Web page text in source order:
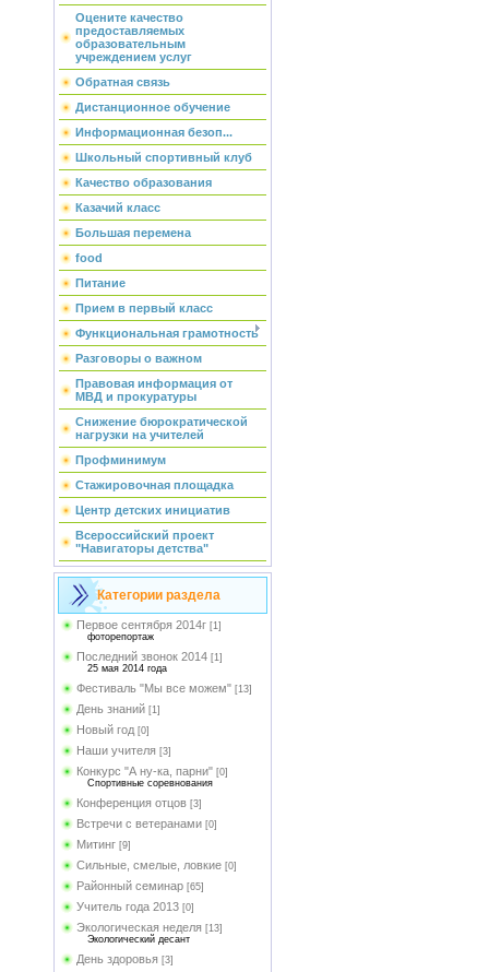
Оцените качество
предоставляемых
образовательным
учреждением услуг
Обратная связь
Дистанционное обучение
Информационная безоп...
Школьный спортивный клуб
Качество образования
Казачий класс
Большая перемена
food
Питание
Прием в первый класс
Функциональная грамотность
Разговоры о важном
Правовая информация от
МВД и прокуратуры
Снижение бюрократической
нагрузки на учителей
Профминимум
Стажировочная площадка
Центр детских инициатив
Всероссийский проект
"Навигаторы детства"
Категории раздела
Первое сентября 2014г [1]
фоторепортаж
Последний звонок 2014 [1]
25 мая 2014 года
Фестиваль "Мы все можем" [13]
День знаний [1]
Новый год [0]
Наши учителя [3]
Конкурс "А ну-ка, парни" [0]
Спортивные соревнования
Конференция отцов [3]
Встречи с ветеранами [0]
Митинг [9]
Сильные, смелые, ловкие [0]
Районный семинар [65]
Учитель года 2013 [0]
Экологическая неделя [13]
Экологический десант
День здоровья [3]